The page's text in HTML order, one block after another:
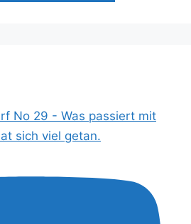
No 29 - Was passiert mit
sich viel getan.